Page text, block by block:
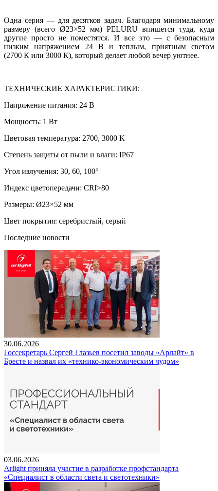
Одна серия — для десятков задач. Благодаря минимальному
размеру (всего Ø23×52 мм) PELURU впишется туда, куда
другие просто не поместятся. И все это — с безопасным
низким напряжением 24 В и теплым, приятным светом
(2700 К или 3000 К), который делает любой вечер уютнее.
ТЕХНИЧЕСКИЕ ХАРАКТЕРИСТИКИ:
Напряжение питания: 24 В
Мощность: 1 Вт
Цветовая температура: 2700, 3000 K
Степень защиты от пыли и влаги: IP67
Угол излучения: 30, 60, 100°
Индекс цветопередачи: CRI>80
Размеры: Ø23×52 мм
Цвет покрытия: серебристый, серый
Последние новости
30.06.2026
Госсекретарь Сергей Глазьев посетил заводы «Арлайт» в
Бресте и назвал их «технико-экономическим чудом»
03.06.2026
Arlight приняла участие в разработке профстандарта
«Специалист в области света и светотехники»